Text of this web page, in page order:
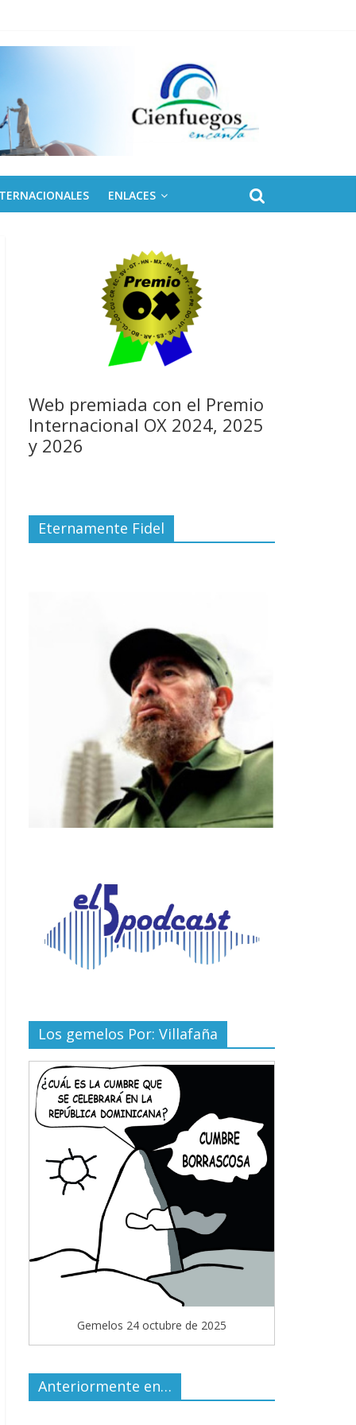
ENLACES
Web premiada con el Premio
Internacional OX 2024, 2025
y 2026
Eternamente Fidel
Los gemelos Por: Villafaña
Gemelos 24 octubre de 2025
Anteriormente en…